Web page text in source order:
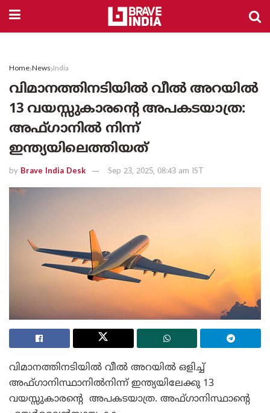
Home News India
വിമാനത്തിനടിയിൽ വീൽ അറയിൽ
13 വയസ്സുകാരന്റെ അപകടയാത്ര:
അഫ്ഗാനിൽ നിന്ന്
ഇന്ത്യയിലെത്തിയത്
by Brave India Desk Sep 23, 2025, 08:43 am IST
വിമാനത്തിനടിയിൽ വീൽ അറയിൽ ഒളിച്ച്
അഫ്ഗാനിസ്ഥാനിൽനിന്ന് ഇന്ത്യയിലേക്കു 13
വയസ്സുകാരന്റെ അപകടയാത്ര. അഫ്ഗാനിസ്ഥാന്റെ